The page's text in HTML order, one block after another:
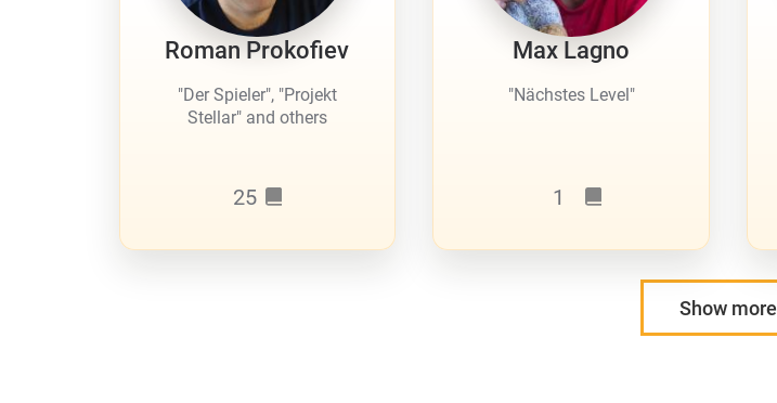
Roman Prokofiev
"Der Spieler", "Projekt
Stellar" and others
25
Max Lagno
"Nächstes Level"
1
Show more